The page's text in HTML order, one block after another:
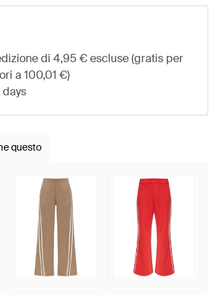
a 100,01 €)
days
questo